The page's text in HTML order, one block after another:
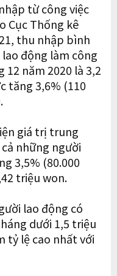
từ công việc
Cục Thống kê
thu nhập bình
động làm công
năm 2020 là 3,2
tăng 3,6% (110
giá trị trung
những người
3,5% (80.000
triệu won.
lao động có
dưới 1,5 triệu
tỷ lệ cao nhất với